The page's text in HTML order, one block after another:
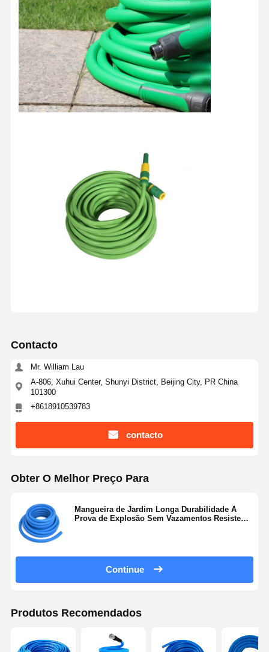
Contacto
Mr. William Lau
A-806, Xuhui Center, Shunyi District, Beijing City, PR China
101300
+8618910539783
contacto
Obter O Melhor Preço Para
Mangueira de Jardim Longa Durabilidade À
Prova de Explosão Sem Vazamentos Resistente
Continue
Produtos Recomendados